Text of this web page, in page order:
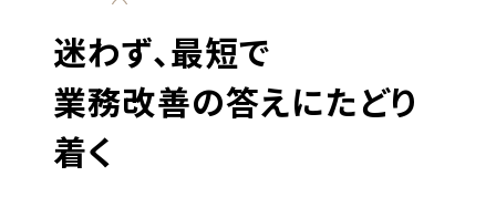
迷わず、最短で
業務改善の答えにたどり
着く